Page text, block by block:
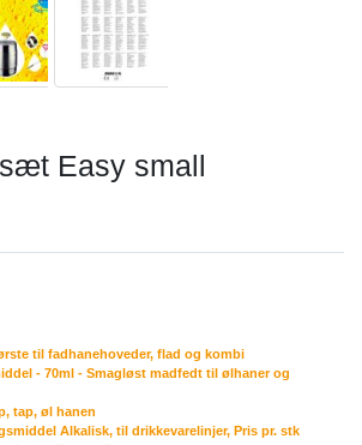
Easy small
til fadhanehoveder, flad og kombi
- 70ml - Smagløst madfedt til ølhaner og
tap, øl hanen
Alkalisk, til drikkevarelinjer, Pris pr. stk